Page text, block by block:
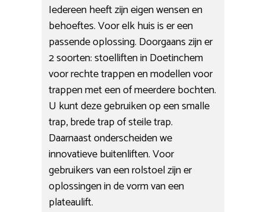
Iedereen heeft zijn eigen wensen en
behoeftes. Voor elk huis is er een
passende oplossing. Doorgaans zijn er
2 soorten: stoelliften in Doetinchem
voor rechte trappen en modellen voor
trappen met een of meerdere bochten.
U kunt deze gebruiken op een smalle
trap, brede trap of steile trap.
Daarnaast onderscheiden we
innovatieve buitenliften. Voor
gebruikers van een rolstoel zijn er
oplossingen in de vorm van een
plateaulift.